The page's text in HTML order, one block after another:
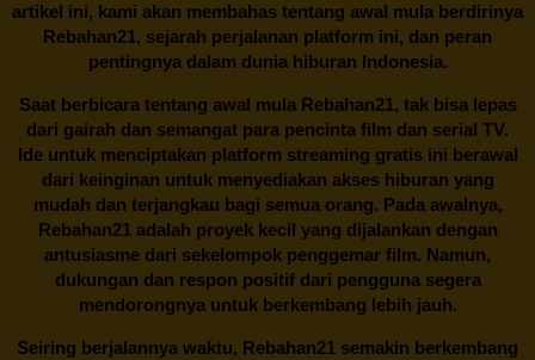
artikel ini, kami akan membahas tentang awal mula berdirinya
Rebahan21, sejarah perjalanan platform ini, dan peran
pentingnya dalam dunia hiburan Indonesia.
Saat berbicara tentang awal mula Rebahan21, tak bisa lepas
dari gairah dan semangat para pencinta film dan serial TV.
Ide untuk menciptakan platform streaming gratis ini berawal
dari keinginan untuk menyediakan akses hiburan yang
mudah dan terjangkau bagi semua orang. Pada awalnya,
Rebahan21 adalah proyek kecil yang dijalankan dengan
antusiasme dari sekelompok penggemar film. Namun,
dukungan dan respon positif dari pengguna segera
mendorongnya untuk berkembang lebih jauh.
Seiring berjalannya waktu, Rebahan21 semakin berkembang